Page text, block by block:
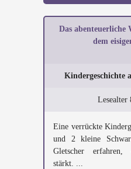
Das abenteuerliche
dem
Kindergeschichte
Lesealter
Eine verrückte
und 2 kleine
Gletscher erfahren,
stärkt. ...